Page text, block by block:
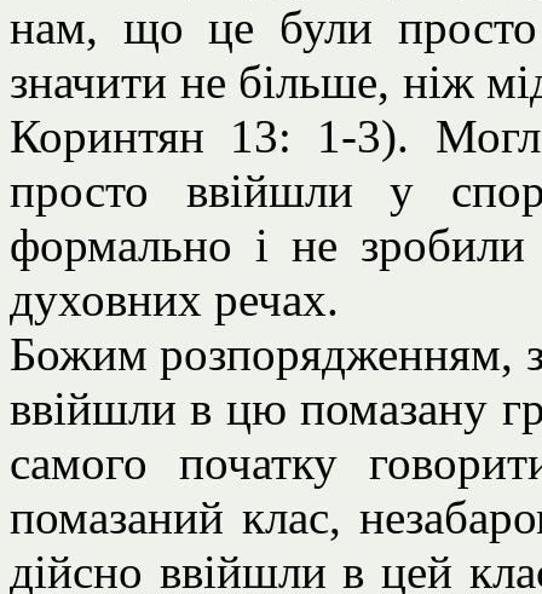
нам, що це були
значити не більше, ніж
Коринтян 13: 1-3).
просто ввійшли у
формально і не
духовних речах.
Божим розпорядженням,
ввійшли в цю помазану
самого початку
помазаний клас,
дійсно ввійшли в цей